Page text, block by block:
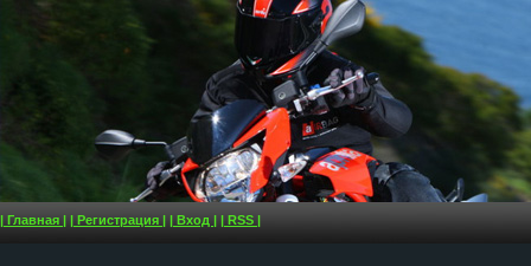
| Главная | | Регистрация | | Вход | | RSS |